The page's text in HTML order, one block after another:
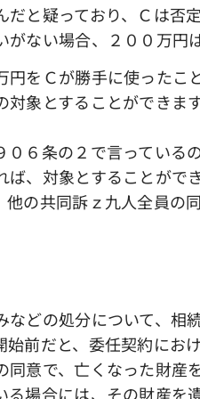
と疑っており、Ｃは否
がない場合、２００万円
をＣが勝手に使ったこ
象とすることができます
６条の２で言っている
ば、対象とすることが
他の共同訴ｚ九人全員の
どの処分について、相
始前だと、委任契約にお
同意で、亡くなった財
る場合には、その財産を